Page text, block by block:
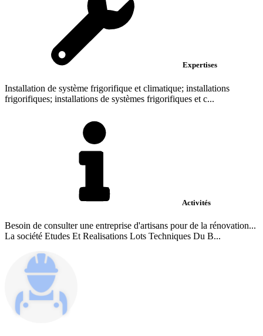
Expertises
Installation de système frigorifique et climatique; installations
frigorifiques; installations de systèmes frigorifiques et c...
Activités
Besoin de consulter une entreprise d'artisans pour de la rénovation...
La société Etudes Et Realisations Lots Techniques Du B...